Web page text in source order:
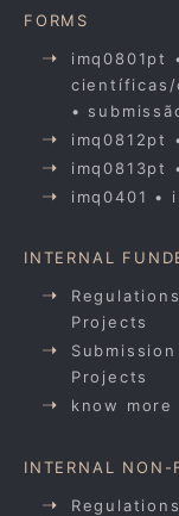
FORMS
imq0801pt
científicas/
•
imq0812pt
imq0813pt
imq0401 •
INTERNAL
Projects
Projects
know more
INTERNAL NON-